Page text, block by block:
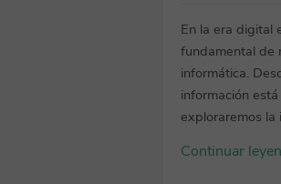
En la era digital
fundamental de
informática.
información
exploraremos la
Continuar